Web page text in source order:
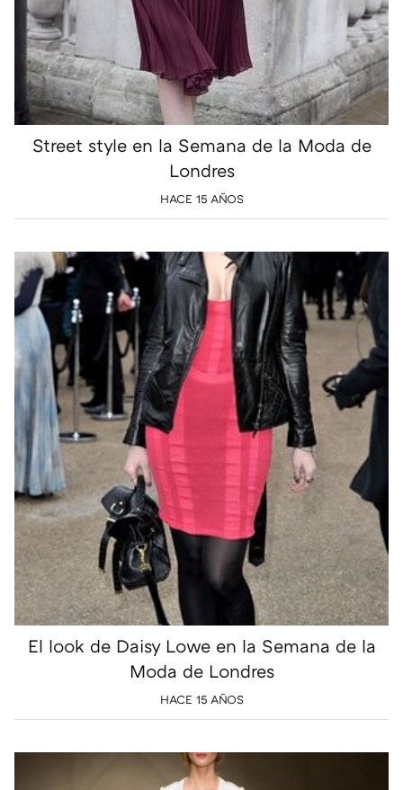
Street style en la Semana de la Moda de
Londres
HACE 15 AÑOS
El look de Daisy Lowe en la Semana de la
Moda de Londres
HACE 15 AÑOS